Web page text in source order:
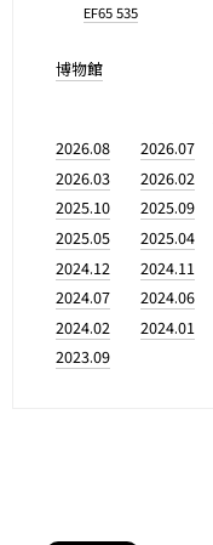
EF65 535
博物館
2026.08 2026.07
2026.03
2026.02
2025.10
2025.09
2025.05
2025.04
2024.12
2024.11
2024.07
2024.06
2024.02
2024.01
2023.09